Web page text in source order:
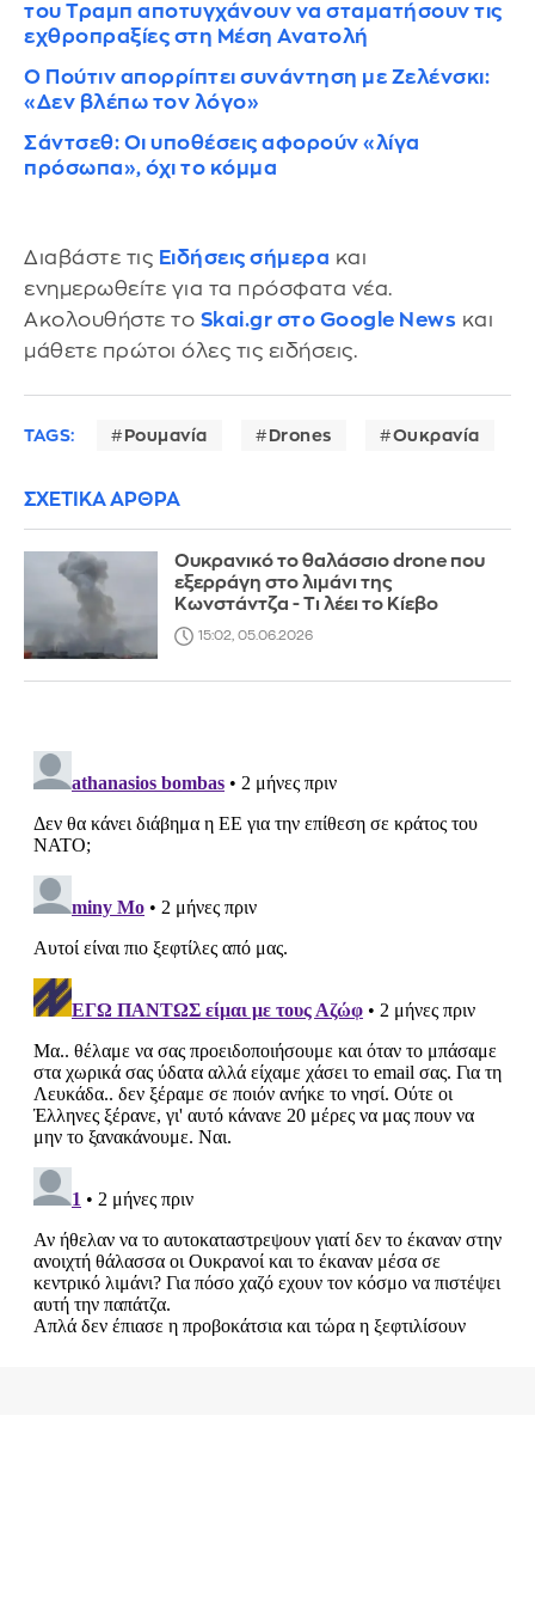
του Τραμπ αποτυγχάνουν να σταματήσουν τις
εχθροπραξίες στη Μέση Ανατολή
Ο Πούτιν απορρίπτει συνάντηση με Ζελένσκι:
«Δεν βλέπω τον λόγο»
Σάντσεθ: Οι υποθέσεις αφορούν «λίγα
πρόσωπα», όχι το κόμμα
Διαβάστε τις Ειδήσεις σήμερα και
ενημερωθείτε για τα πρόσφατα νέα.
Ακολουθήστε το Skai.gr στο Google News και
μάθετε πρώτοι όλες τις ειδήσεις.
TAGS: Ρουμανία Drones Ουκρανία
ΣΧΕΤΙΚΑ ΑΡΘΡΑ
Ουκρανικό το θαλάσσιο drone που
εξερράγη στο λιμάνι της
Κωνστάντζα - Τι λέει το Κίεβο
15:02, 05.06.2026